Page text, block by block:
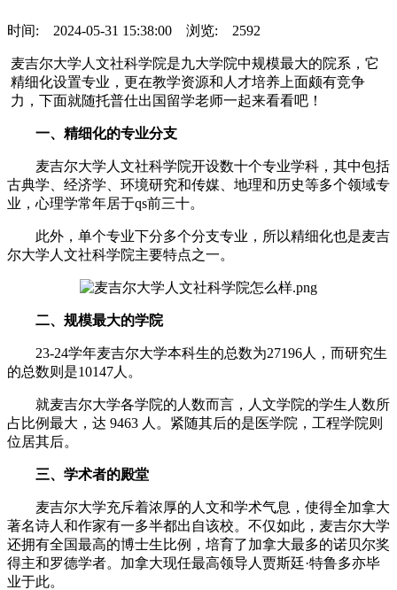
时间: 2024-05-31 15:38:00 浏览: 2592
麦吉尔大学人文社科学院是九大学院中规模最大的院系，它
精细化设置专业，更在教学资源和人才培养上面颇有竞争
力，下面就随托普仕出国留学老师一起来看看吧！
一、精细化的专业分支
麦吉尔大学人文社科学院开设数十个专业学科，其中包括
古典学、经济学、环境研究和传媒、地理和历史等多个领域专
业，心理学常年居于qs前三十。
此外，单个专业下分多个分支专业，所以精细化也是麦吉
尔大学人文社科学院主要特点之一。
二、规模最大的学院
23-24学年麦吉尔大学本科生的总数为27196人，而研究生
的总数则是10147人。
就麦吉尔大学各学院的人数而言，人文学院的学生人数所
占比例最大，达 9463 人。紧随其后的是医学院，工程学院则
位居其后。
三、学术者的殿堂
麦吉尔大学充斥着浓厚的人文和学术气息，使得全加拿大
著名诗人和作家有一多半都出自该校。不仅如此，麦吉尔大学
还拥有全国最高的博士生比例，培育了加拿大最多的诺贝尔奖
得主和罗德学者。加拿大现任最高领导人贾斯廷·特鲁多亦毕
业于此。